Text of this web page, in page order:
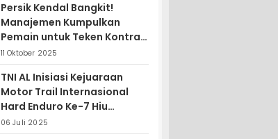
Persik Kendal Bangkit!
Manajemen Kumpulkan
Pemain untuk Teken Kontrak
Jelang Liga 4
11 Oktober 2025
TNI AL Inisiasi Kejuaraan
Motor Trail Internasional
Hard Enduro Ke-7 Hiu
Selatan
06 Juli 2025